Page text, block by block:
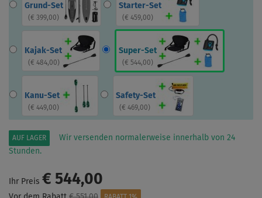
Grund-Set
( € 399,00)
Starter-Set
( € 459,00)
Kajak-Set
( € 484,00)
Super-Set
( € 544,00)
Kanu-Set
( € 449,00)
Safety-Set
(€ 469,00)
AUF LAGER
Wir versenden normalerweise innerhalb von 24
Stunden.
Ihr Preis € 544,00